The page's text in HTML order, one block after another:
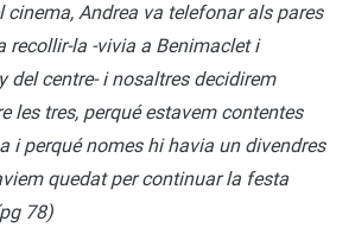
cinema, Andrea va telefonar als pares
recollir-la -vivia a Benimaclet i
del centre- i nosaltres decidirem
les tres, perqué estavem contentes
i perqué nomes hi havia un divendres
quedat per continuar la festa
78)